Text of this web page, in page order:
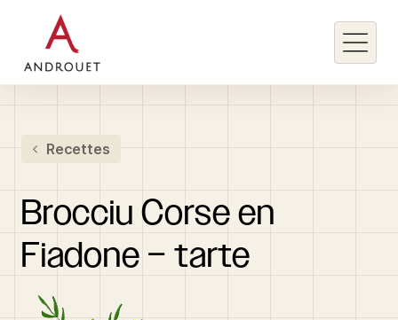
Rechercher un mot clé
Recettes
Brocciu Corse en
Fiadone – tarte